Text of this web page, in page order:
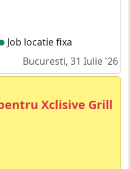
Job locatie fixa
Bucuresti, 31 Iulie '26
Xclisive Grill